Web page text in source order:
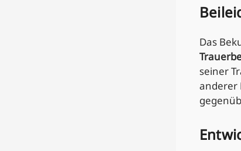
Das
seiner
anderer